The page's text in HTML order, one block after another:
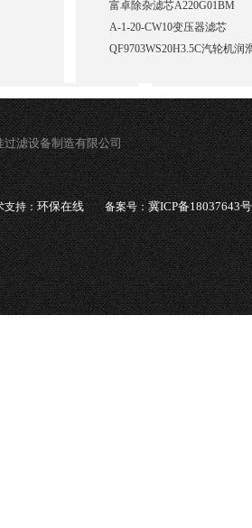
富卓除杂滤芯A220G01BM
A-1-20-CW10变压器滤芯
QF9703WS20H3.5C汽轮机润
滤设备制造有限公司
支持：环保在线 备案号：冀ICP备18037643